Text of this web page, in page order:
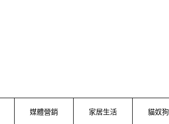
媒體營銷 家居生活 貓奴